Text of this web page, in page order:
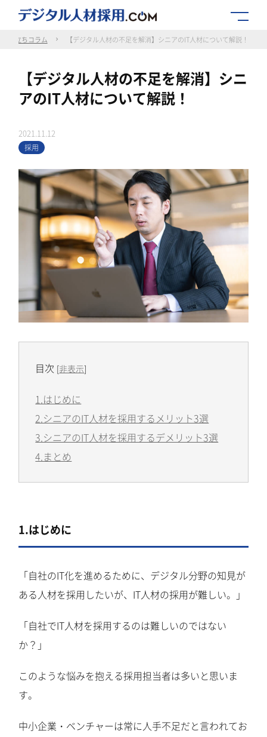
お役立ちコラム 【デジタル人材の不足を解消】シニアのIT人材について解説！
【デジタル人材の不足を解消】シニ
アのIT人材について解説！
2021.11.12
採用
目次 [非表示]
1.はじめに
2.シニアのIT人材を採用するメリット3選
3.シニアのIT人材を採用するデメリット3選
4.まとめ
1.はじめに
「自社のIT化を進めるために、デジタル分野の知見が
ある人材を採用したいが、IT人材の採用が難しい。」
「自社でIT人材を採用するのは難しいのではない
か？」
このような悩みを抱える採用担当者は多いと思いま
す。
中小企業・ベンチャーは常に人手不足だと言われてお